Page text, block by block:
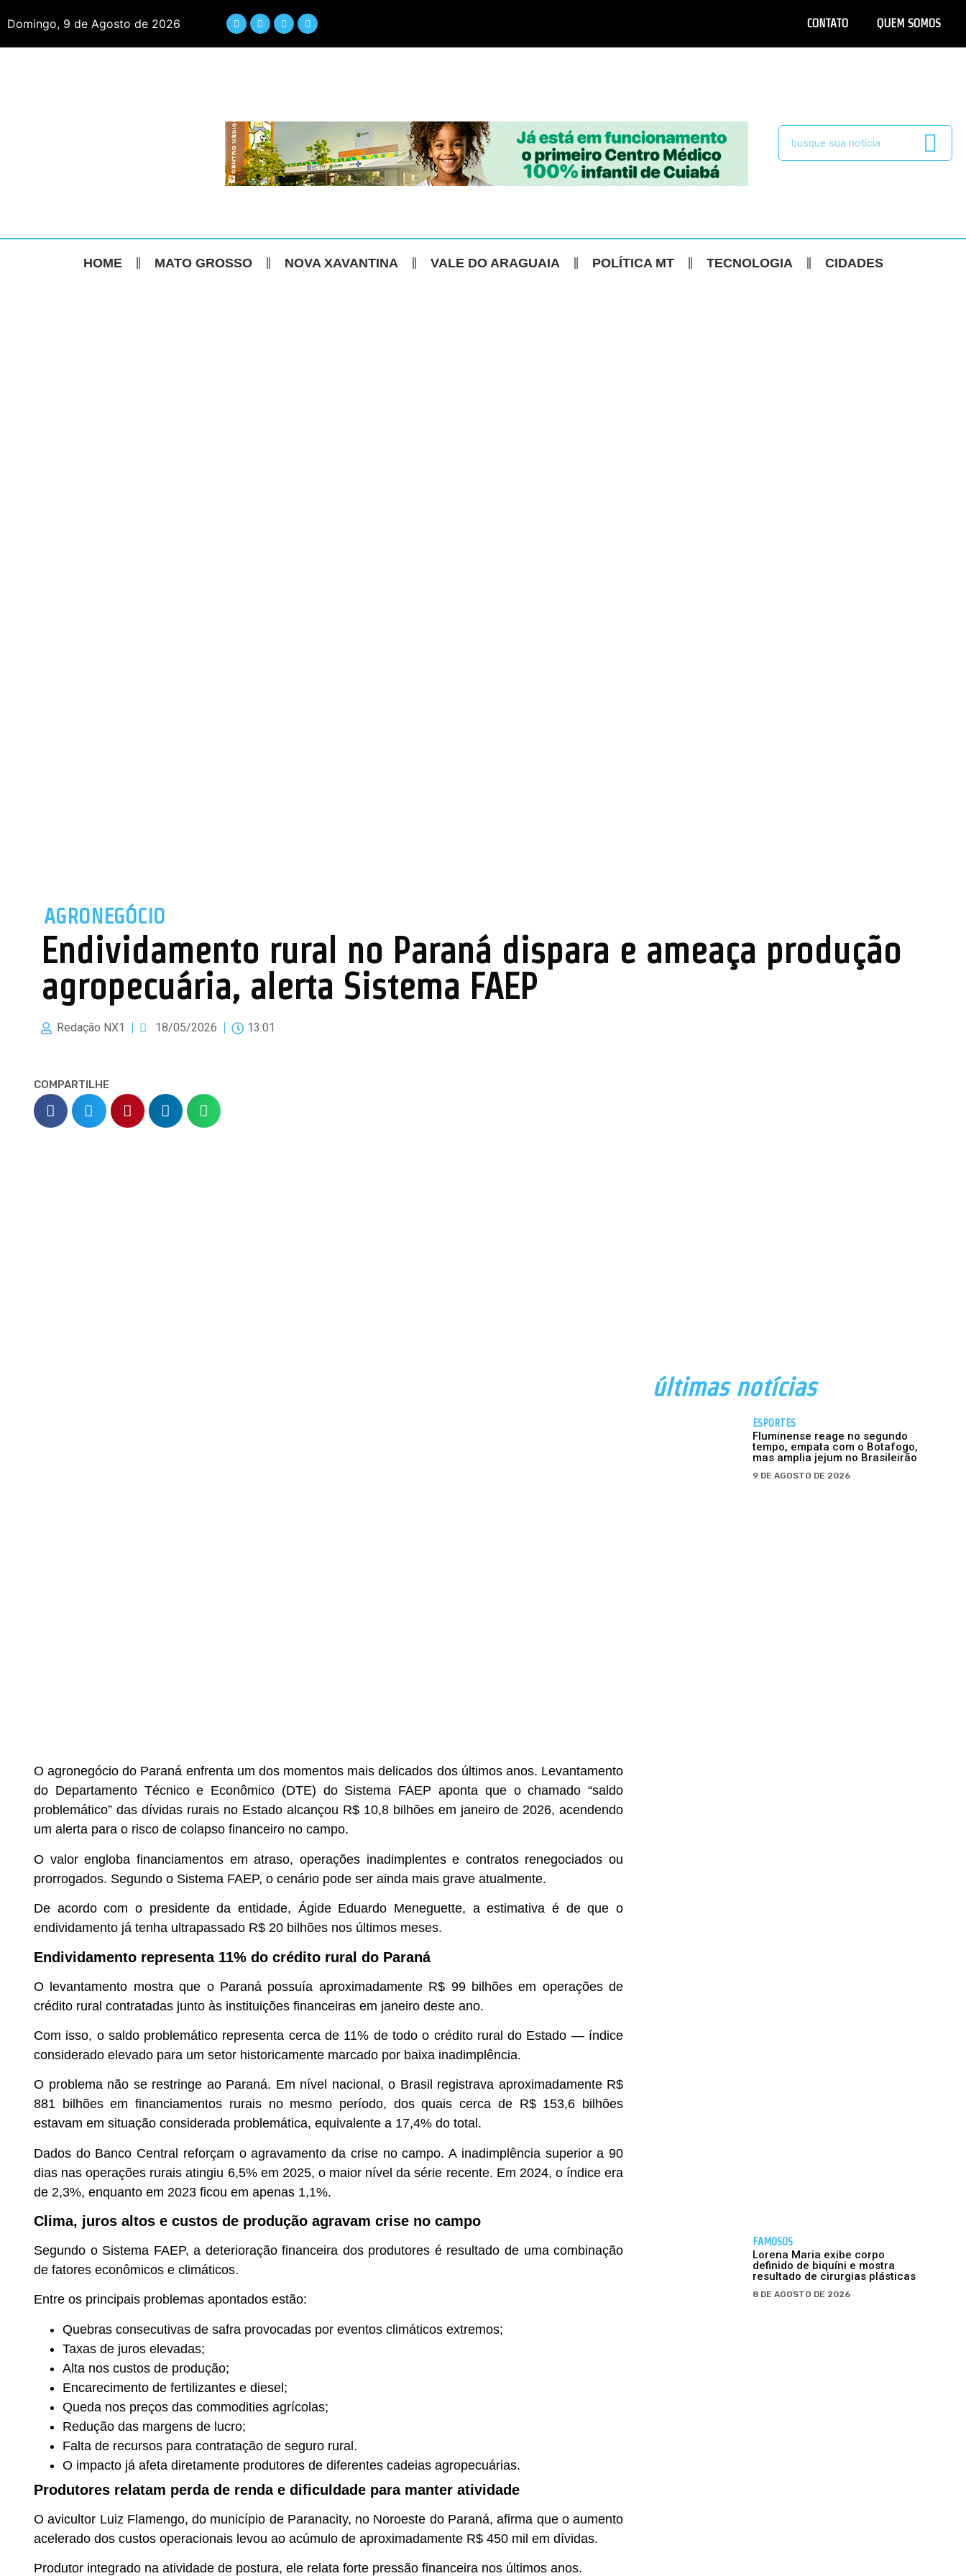
Domingo, 9 de Agosto de 2026 CONTATO QUEM SOMOS
HOME MATO GROSSO NOVA XAVANTINA VALE DO ARAGUAIA POLÍTICA MT TECNOLOGIA CIDADES
AGRONEGÓCIO
Endividamento rural no Paraná dispara e ameaça produção
agropecuária, alerta Sistema FAEP
Redação NX1 18/05/2026 13:01
COMPARTILHE
O agronegócio do Paraná enfrenta um dos momentos mais delicados dos últimos anos. Levantamento
do Departamento Técnico e Econômico (DTE) do Sistema FAEP aponta que o chamado “saldo
problemático” das dívidas rurais no Estado alcançou R$ 10,8 bilhões em janeiro de 2026, acendendo
um alerta para o risco de colapso financeiro no campo.
O valor engloba financiamentos em atraso, operações inadimplentes e contratos renegociados ou
prorrogados. Segundo o Sistema FAEP, o cenário pode ser ainda mais grave atualmente.
De acordo com o presidente da entidade, Ágide Eduardo Meneguette, a estimativa é de que o
endividamento já tenha ultrapassado R$ 20 bilhões nos últimos meses.
Endividamento representa 11% do crédito rural do Paraná
O levantamento mostra que o Paraná possuía aproximadamente R$ 99 bilhões em operações de
crédito rural contratadas junto às instituições financeiras em janeiro deste ano.
Com isso, o saldo problemático representa cerca de 11% de todo o crédito rural do Estado — índice
considerado elevado para um setor historicamente marcado por baixa inadimplência.
O problema não se restringe ao Paraná. Em nível nacional, o Brasil registrava aproximadamente R$
881 bilhões em financiamentos rurais no mesmo período, dos quais cerca de R$ 153,6 bilhões
estavam em situação considerada problemática, equivalente a 17,4% do total.
Dados do Banco Central reforçam o agravamento da crise no campo. A inadimplência superior a 90
dias nas operações rurais atingiu 6,5% em 2025, o maior nível da série recente. Em 2024, o índice era
de 2,3%, enquanto em 2023 ficou em apenas 1,1%.
Clima, juros altos e custos de produção agravam crise no campo
Segundo o Sistema FAEP, a deterioração financeira dos produtores é resultado de uma combinação
de fatores econômicos e climáticos.
Entre os principais problemas apontados estão:
Quebras consecutivas de safra provocadas por eventos climáticos extremos;
Taxas de juros elevadas;
Alta nos custos de produção;
Encarecimento de fertilizantes e diesel;
Queda nos preços das commodities agrícolas;
Redução das margens de lucro;
Falta de recursos para contratação de seguro rural.
O impacto já afeta diretamente produtores de diferentes cadeias agropecuárias.
Produtores relatam perda de renda e dificuldade para manter atividade
O avicultor Luiz Flamengo, do município de Paranacity, no Noroeste do Paraná, afirma que o aumento
acelerado dos custos operacionais levou ao acúmulo de aproximadamente R$ 450 mil em dívidas.
Produtor integrado na atividade de postura, ele relata forte pressão financeira nos últimos anos.
últimas notícias
ESPORTES
Fluminense reage no segundo
tempo, empata com o Botafogo,
mas amplia jejum no Brasileirão
9 DE AGOSTO DE 2026
FAMOSOS
Lorena Maria exibe corpo
definido de biquíni e mostra
resultado de cirurgias plásticas
8 DE AGOSTO DE 2026